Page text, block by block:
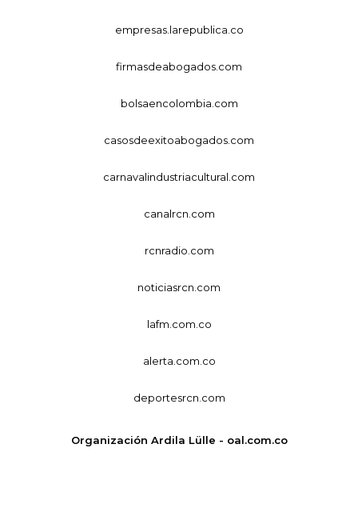
empresas.larepublica.co
firmasdeabogados.com
bolsaencolombia.com
casosdeexitoabogados.com
carnavalindustriacultural.com
canalrcn.com
rcnradio.com
noticiasrcn.com
lafm.com.co
alerta.com.co
deportesrcn.com
Organización Ardila Lülle - oal.com.co